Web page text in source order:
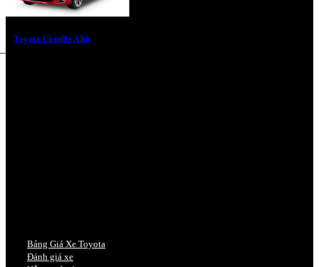
Toyota Corolla Altis
Bảng Giá Xe Toyota
Đánh giá xe